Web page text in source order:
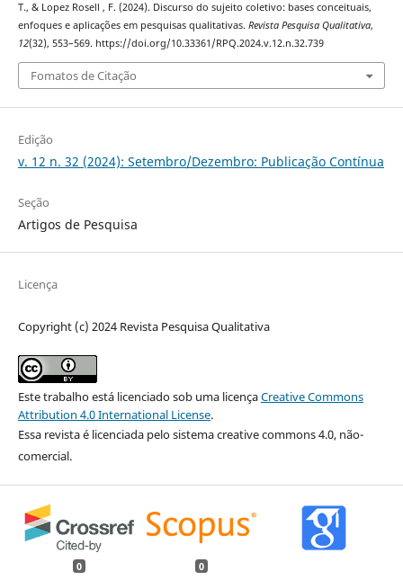
T., & Lopez Rosell , F. (2024). Discurso do sujeito coletivo: bases conceituais,
enfoques e aplicações em pesquisas qualitativas. Revista Pesquisa Qualitativa,
12(32), 553–569. https://doi.org/10.33361/RPQ.2024.v.12.n.32.739
Fomatos de Citação
Edição
v. 12 n. 32 (2024): Setembro/Dezembro: Publicação Contínua
Seção
Artigos de Pesquisa
Licença
Copyright (c) 2024 Revista Pesquisa Qualitativa
Este trabalho está licenciado sob uma licençaCreative Commons
Attribution 4.0 International License.
Essa revista é licenciada pelo sistema creative commons 4.0, não-
comercial.
0 0